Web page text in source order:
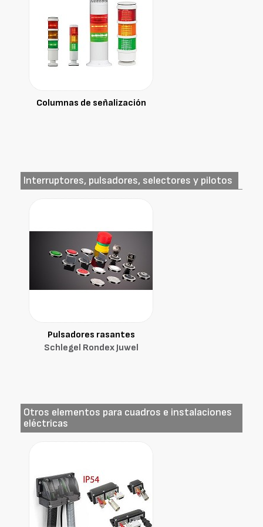
Columnas de señalización
Interruptores, pulsadores, selectores y pilotos
Pulsadores rasantes
Schlegel Rondex Juwel
Otros elementos para cuadros e instalaciones
eléctricas